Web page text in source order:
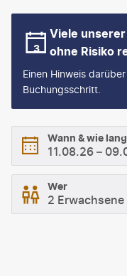
Viele unserer
ohne Risiko
Einen Hinweis
Buchungsschritt.
Wann & wie
11.08.26 –
Wer
2 Erwachsene